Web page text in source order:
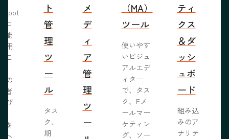
ロ
能
用
こ
の
者
び
を
へ
ト
管
理
ツ
ー
ル
タス
ク、
期
メ
デ
ィ
ア
管
理
ツ
ー
（MA）
ツール
使いやす
いビジュ
アルエデ
ィター
で、タス
ク、Eメ
ールマー
ケティン
グ、ソー
ティ
クス
＆ダ
ッシ
ュボ
ード
組み込
みのア
ナリテ